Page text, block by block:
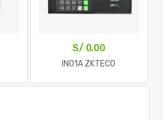
S/0.00
INO1A ZKTECO